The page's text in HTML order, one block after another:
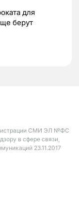
для
берут
СМИ ЭЛ №ФС
в сфере связи,
23.11.2017